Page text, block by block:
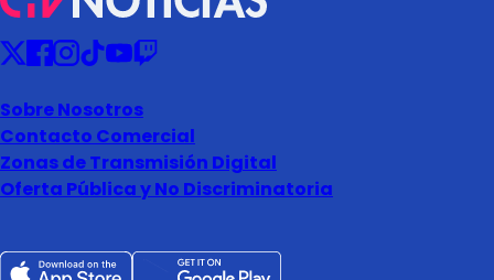
Sobre Nosotros
Contacto Comercial
Zonas de Transmisión Digital
Oferta Pública y No Discriminatoria